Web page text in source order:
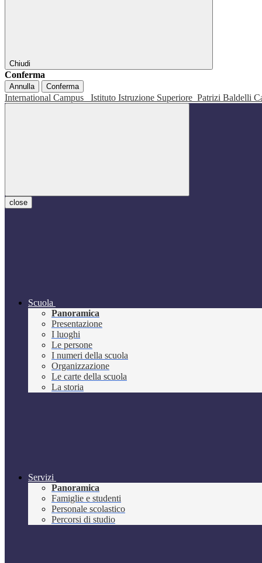
Chiudi
Conferma
Annulla Conferma
International Campus Istituto Istruzione Superiore Patrizi Baldelli
close
Scuola
Panoramica
Presentazione
I luoghi
Le persone
I numeri della scuola
Organizzazione
Le carte della scuola
La storia
Servizi
Panoramica
Famiglie e studenti
Personale scolastico
Percorsi di studio